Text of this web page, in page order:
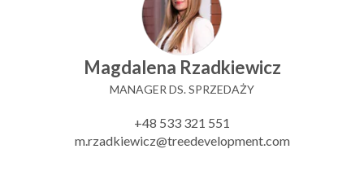
Magdalena Rzadkiewicz
MANAGER DS. SPRZEDAŻY
+48 533 321 551
m.rzadkiewicz@treedevelopment.com